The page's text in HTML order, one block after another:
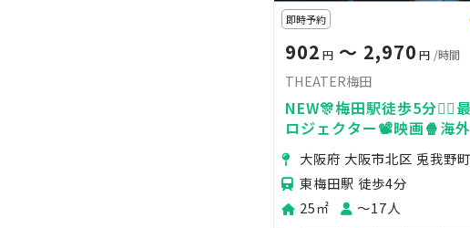
即時予約
902 円 〜 2,970 円 /時間
THEATER梅田
NEW🎊梅田駅徒歩5分🚶‍♀️
ロジェクター📽️映画🍿海
ト💓ゲーム🎮女子会💗タコ
🌟飲み会🍻ママ会🧚
大阪府 大阪市北区 兎我野町
東梅田駅 徒歩4分
25㎡
〜17人